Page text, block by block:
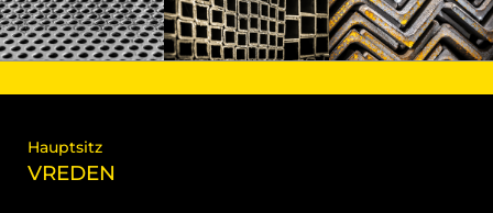
Hauptsitz
VREDEN